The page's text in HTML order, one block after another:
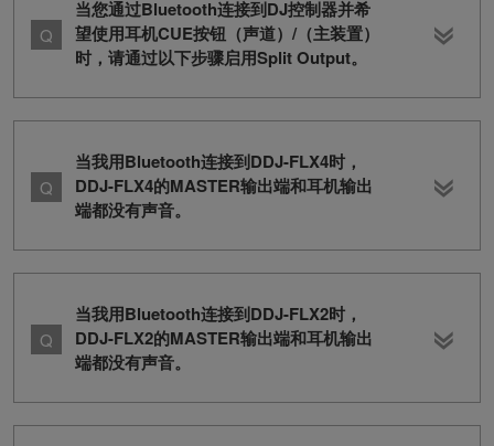
当您通过Bluetooth连接到DJ控制器并希
望使用耳机CUE按钮（声道）/（主装置）
时，请通过以下步骤启用Split Output。
当我用Bluetooth连接到DDJ-FLX4时，
DDJ-FLX4的MASTER输出端和耳机输出
端都没有声音。
当我用Bluetooth连接到DDJ-FLX2时，
DDJ-FLX2的MASTER输出端和耳机输出
端都没有声音。